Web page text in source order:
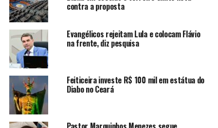
contra a proposta
Evangélicos rejeitam Lula e colocam Flávio
na frente, diz pesquisa
Feiticeira investe R$ 100 mil em estátua do
Diabo no Ceará